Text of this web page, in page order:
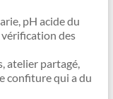
pH acide du
des
atelier partagé,
confiture qui a du